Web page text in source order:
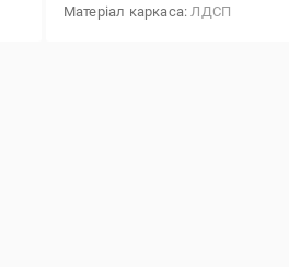
Матеріал каркаса ЛДСП